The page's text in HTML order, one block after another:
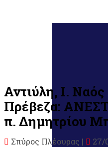
Αντιύλη, Ι.
Πρέβεζα:
π. Δημητρίου
Σπύρος Πλέουρας | 27/